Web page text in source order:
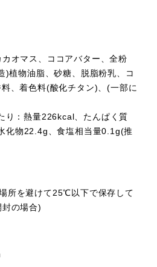
オマス、ココアバター、全粉
)植物油脂、砂糖、脱脂粉乳、コ
、着色料(酸化チタン)、(一部に
り：熱量226kcal、たんぱく質
化物22.4g、食塩相当量0.1g(推
所を避けて25℃以下で保存して
の場合)